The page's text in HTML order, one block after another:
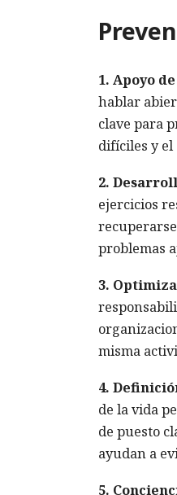
1. Apoyo
hablar
clave para
difíciles y el
2.
ejercicios
problemas
3.
misma
4.
de la vida
de puesto
ayudan a
5.